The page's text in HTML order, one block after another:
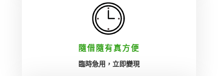
隨借隨有真方便‎
臨時急用，立即變現